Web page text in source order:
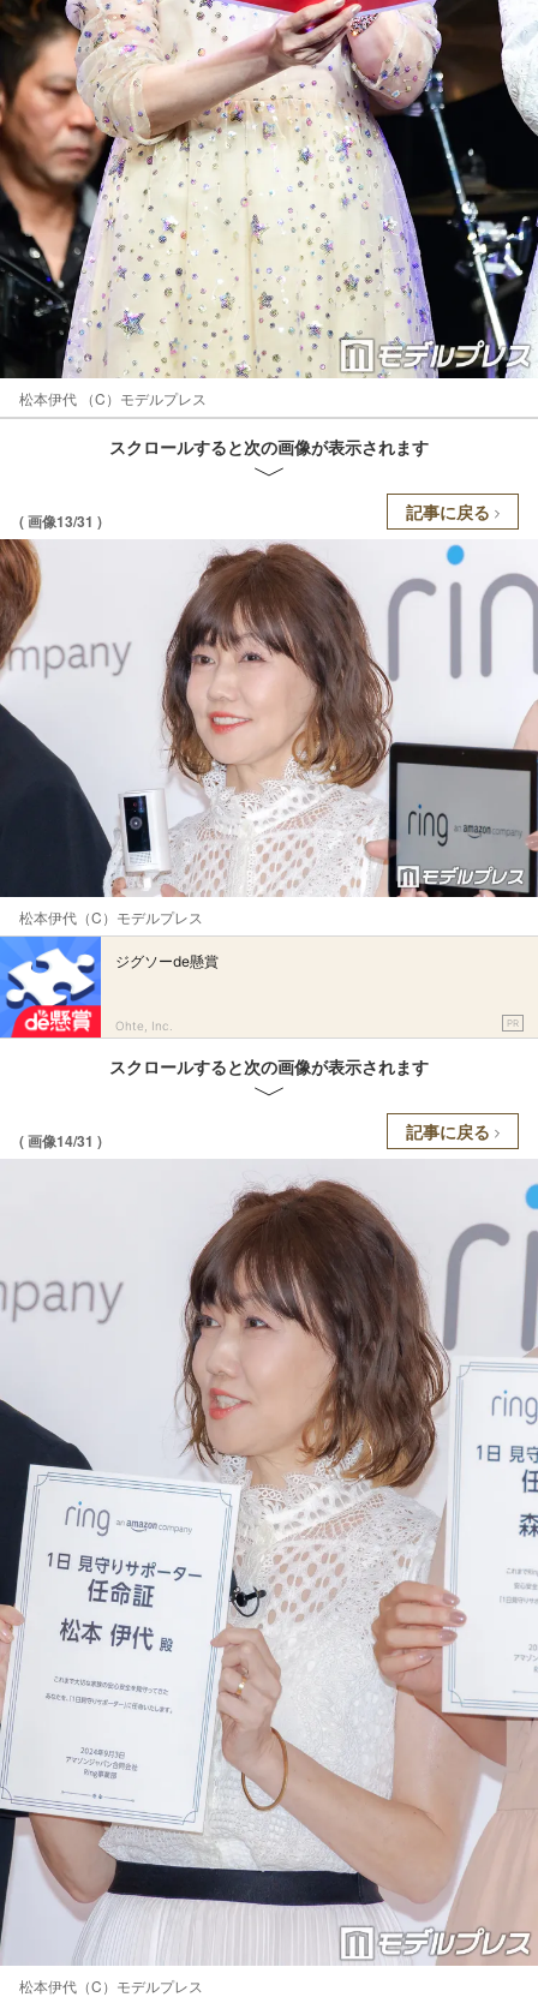
松本伊代 （C）モデルプレス
スクロールすると次の画像が表示されます
( 画像13/31 ) 記事に戻る
松本伊代（C）モデルプレス
ジグソーde懸賞
Ohte, Inc. PR
スクロールすると次の画像が表示されます
( 画像14/31 ) 記事に戻る
松本伊代（C）モデルプレス